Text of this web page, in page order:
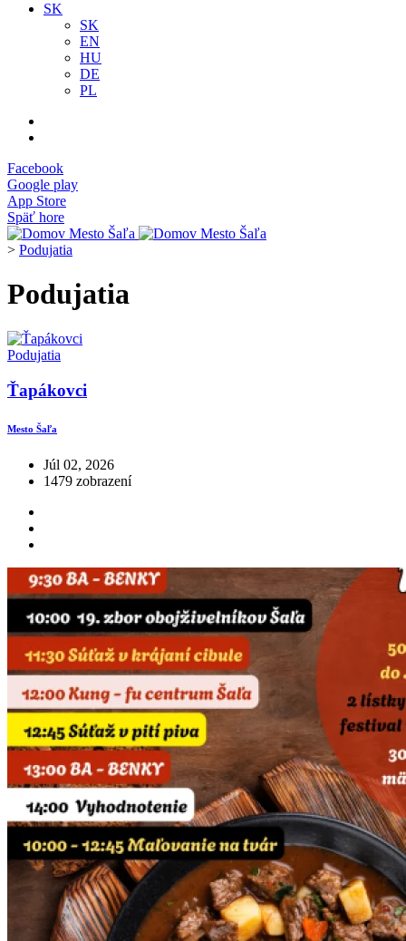
SK
SK
EN
HU
DE
PL
Facebook
Google play
App Store
Späť hore
> Podujatia
Podujatia
Podujatia
Ťapákovci
Mesto Šaľa
Júl 02, 2026
1479 zobrazení